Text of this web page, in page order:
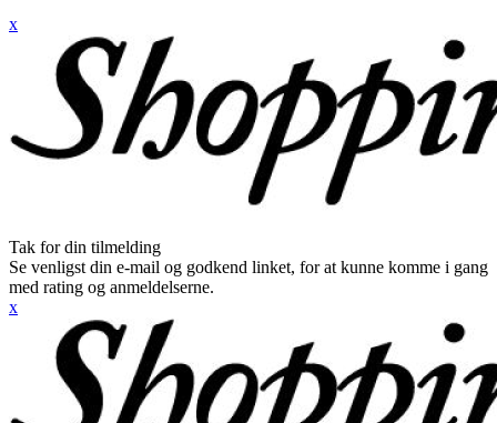
x
Tak for din tilmelding
Se venligst din e-mail og godkend linket, for at kunne komme i gang
med rating og anmeldelserne.
x